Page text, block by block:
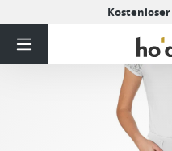
Kostenloser